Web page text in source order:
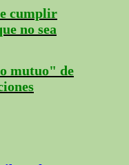
cumplir
no sea
mutuo" de